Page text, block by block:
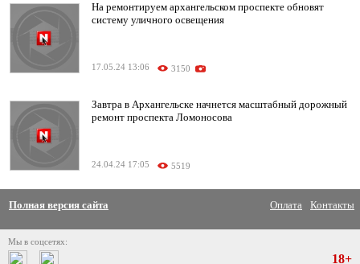
На ремонтируем архангельском проспекте обновят
систему уличного освещения
17.05.24 13:06 3150
Завтра в Архангельске начнется масштабный дорожный
ремонт проспекта Ломоносова
24.04.24 17:05 5519
Полная версия сайта Оплата Контакты
Мы в соцсетях:
18+